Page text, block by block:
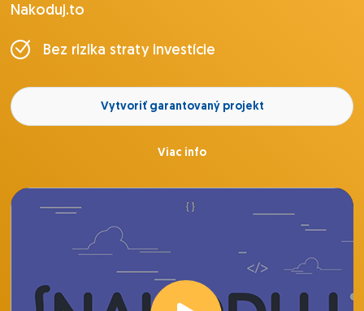
Nakoduj.to
Bez rizika straty investície
Vytvoriť garantovaný projekt
Viac info